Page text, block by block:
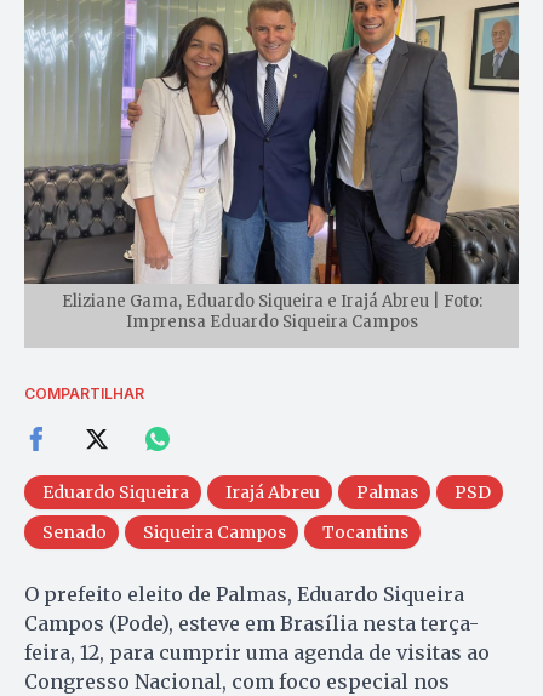
Eliziane Gama, Eduardo Siqueira e Irajá Abreu | Foto:
Imprensa Eduardo Siqueira Campos
COMPARTILHAR
Eduardo Siqueira Irajá Abreu Palmas
PSD
Senado
Siqueira Campos Tocantins
O prefeito eleito de Palmas, Eduardo Siqueira
Campos (Pode), esteve em Brasília nesta terça-
feira, 12, para cumprir uma agenda de visitas ao
Congresso Nacional, com foco especial nos